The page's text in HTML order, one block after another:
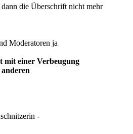
die Überschrift nicht mehr
Moderatoren ja
mit einer Verbeugung
-